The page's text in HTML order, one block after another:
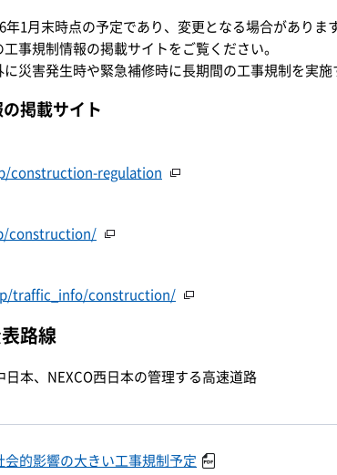
1月末時点の予定であり、変更となる場合があります
事規制情報の掲載サイトをご覧ください。
害発生時や緊急補修時に長期間の工事規制を実施
掲載サイト
construction-regulation
construction/
traffic_info/construction/
路線
日本、NEXCO西日本の管理する高速道路
会的影響の大きい工事規制予定